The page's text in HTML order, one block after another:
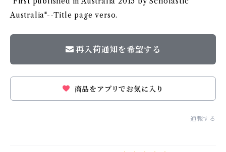
Australia"--Title page verso.
再入荷通知を希望する
商品をアプリでお気に入り
通報する